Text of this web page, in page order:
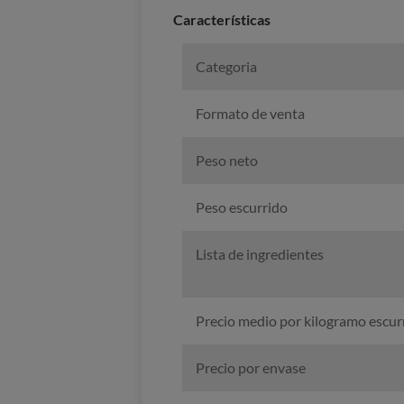
Caracterí­sticas
Categoria
Formato de venta
Peso neto
Peso escurrido
Lista de ingredientes
Precio medio por kilogramo
Precio por envase